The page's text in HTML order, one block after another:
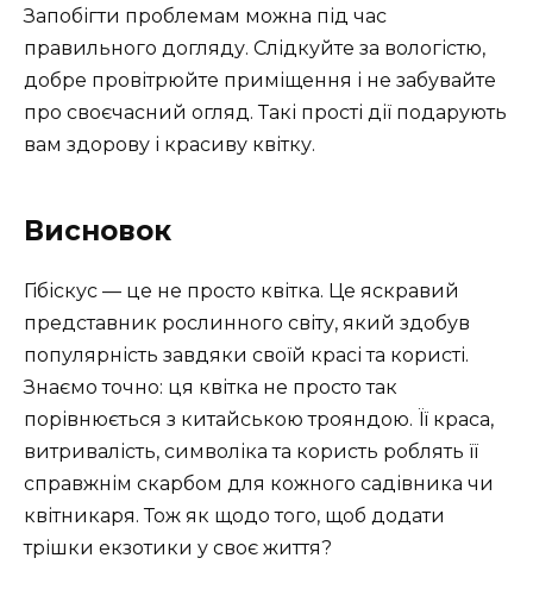
Запобігти проблемам можна під час
правильного догляду. Слідкуйте за вологістю,
добре провітрюйте приміщення і не забувайте
про своєчасний огляд. Такі прості дії подарують
вам здорову і красиву квітку.
Висновок
Гібіскус — це не просто квітка. Це яскравий
представник рослинного світу, який здобув
популярність завдяки своїй красі та користі.
Знаємо точно: ця квітка не просто так
порівнюється з китайською трояндою. Її краса,
витривалість, символіка та користь роблять її
справжнім скарбом для кожного садівника чи
квітникаря. Тож як щодо того, щоб додати
трішки екзотики у своє життя?